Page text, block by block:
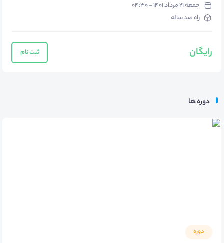
جمعه ۲۱ مرداد ۱۴۰۱ - ۰۴:۳۰
راه صد ساله
رایگان ثبت نام
دوره ها
دوره